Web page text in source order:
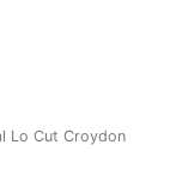
Lo Cut Croydon